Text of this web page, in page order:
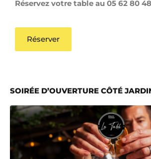
Réservez votre table au 05 62 80
Réserver
SOIRÉE D’OUVERTURE CÔTÉ